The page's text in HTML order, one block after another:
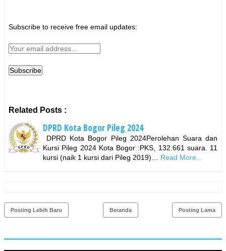
Subscribe to receive free email updates:
Related Posts :
DPRD Kota Bogor Pileg 2024
DPRD Kota Bogor Pileg 2024Perolehan Suara dan
Kursi Pileg 2024 Kota Bogor :PKS, 132.661 suara. 11
kursi (naik 1 kursi dari Pileg 2019)…
Read More...
Posting Lebih Baru Posting Lama
Beranda